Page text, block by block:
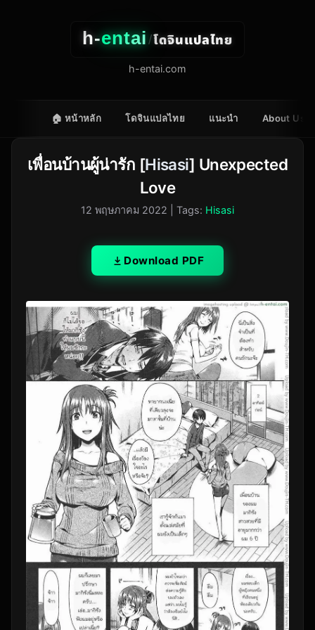
h-entai/โดจินแปลไทย
h-entai.com
🏠 หน้าหลัก โดจินแปลไทย แนะนำ About Us
เพื่อนบ้านผู้น่ารัก [Hisasi] Unexpected
Love
12 พฤษภาคม 2022 | Tags: Hisasi
Download PDF